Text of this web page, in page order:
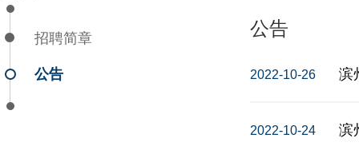
招聘简章
公告
公告
2022-10-26 滨
2022-10-24 滨